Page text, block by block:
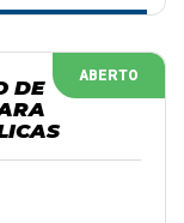
ABERTO
DE